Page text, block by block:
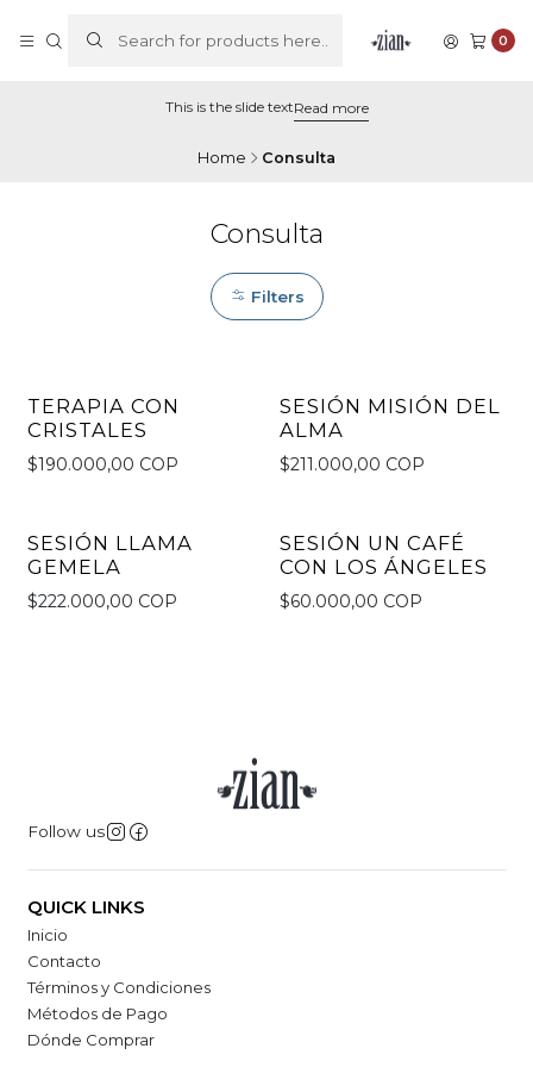
0
This is the slide textRead more
Home Consulta
Consulta
Filters
TERAPIA CON
CRISTALES
$190.000,00 COP
SESIÓN MISIÓN DEL
ALMA
$211.000,00 COP
SESIÓN LLAMA
GEMELA
$222.000,00 COP
SESIÓN UN CAFÉ
CON LOS ÁNGELES
$60.000,00 COP
Follow us
QUICK LINKS
Inicio
Contacto
Términos y Condiciones
Métodos de Pago
Dónde Comprar